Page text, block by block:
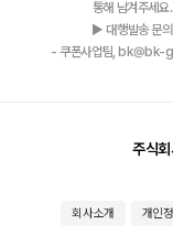
통해 남겨주세요.
▶ 대행발송 문의
- 쿠폰사업팀,
주식
회사소개 개인